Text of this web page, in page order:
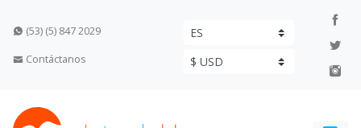
(53) (5) 847 2029
Contáctanos